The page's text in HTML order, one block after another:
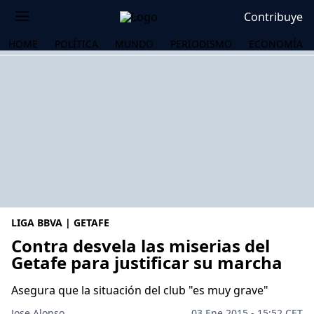
Contribuye
HOME POLÍTICA MUNDO PERIODISMO ECONOMÍA
LIGA BBVA | GETAFE
Contra desvela las miserias del
Getafe para justificar su marcha
Asegura que la situación del club "es muy grave"